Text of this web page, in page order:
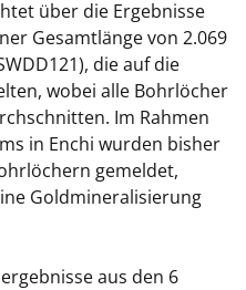
über die Ergebnisse
Gesamtlänge von 2.069
die auf die
wobei alle Bohrlöcher
Im Rahmen
in Enchi wurden bisher
gemeldet,
Goldmineralisierung
aus den 6